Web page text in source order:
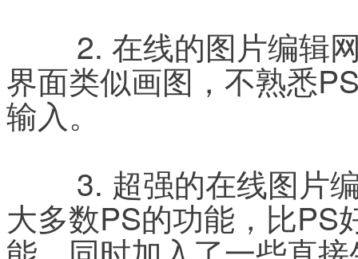
界面类似画图，不熟悉
输入。
大多数PS的功能，比PS